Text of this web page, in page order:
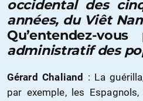
occidental des
années, du Viêt
Qu’entendez-
administratif des
Gérard Chaliand : La
par exemple, les